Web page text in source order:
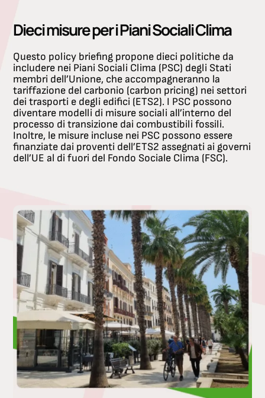
Dieci misure per i Piani Sociali Clima
Questo policy briefing propone dieci politiche da
includere nei Piani Sociali Clima (PSC) degli Stati
membri dell’Unione, che accompagneranno la
tariffazione del carbonio (carbon pricing) nei settori
dei trasporti e degli edifici (ETS2). I PSC possono
diventare modelli di misure sociali all’interno del
processo di transizione dai combustibili fossili.
Inoltre, le misure incluse nei PSC possono essere
finanziate dai proventi dell’ETS2 assegnati ai governi
dell’UE al di fuori del Fondo Sociale Clima (FSC).